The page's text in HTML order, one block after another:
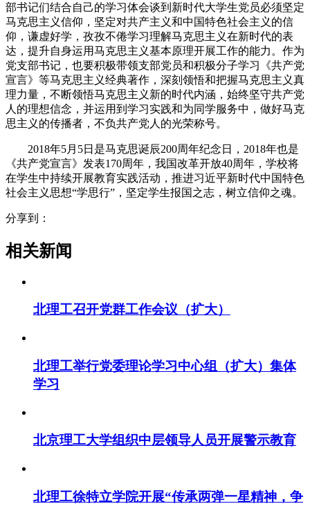
部书记们结合自己的学习体会谈到新时代大学生党员必须坚定
马克思主义信仰，坚定对共产主义和中国特色社会主义的信
仰，谦虚好学，孜孜不倦学习理解马克思主义在新时代的表
达，提升自身运用马克思主义基本原理开展工作的能力。作为
党支部书记，也要积极带领支部党员和积极分子学习《共产党
宣言》等马克思主义经典著作，深刻领悟和把握马克思主义真
理力量，不断领悟马克思主义新的时代内涵，始终坚守共产党
人的理想信念，并运用到学习实践和为同学服务中，做好马克
思主义的传播者，不负共产党人的光荣称号。
2018年5月5日是马克思诞辰200周年纪念日，2018年也是
《共产党宣言》发表170周年，我国改革开放40周年，学校将
在学生中持续开展教育实践活动，推进习近平新时代中国特色
社会主义思想“学思行”，坚定学生报国之志，树立信仰之魂。
分享到：
相关新闻
北理工召开党群工作会议（扩大）
北理工举行党委理论学习中心组（扩大）集体
学习
北京理工大学组织中层领导人员开展警示教育
北理工徐特立学院开展“传承两弹一星精神，争